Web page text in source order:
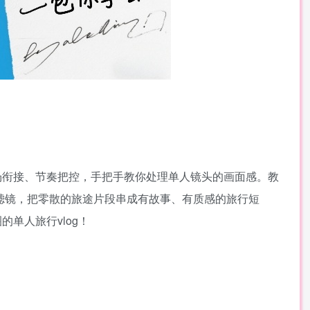
接、节奏把控，手把手教你处理单人镜头的画面感。教
，把零散的旅途片段串成有故事、有质感的旅行短
单人旅行vlog！